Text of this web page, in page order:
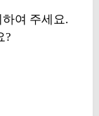
여 주세요.
?